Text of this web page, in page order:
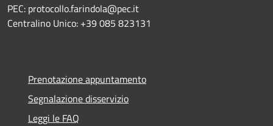
PEC: protocollo.farindola@pec.it
Centralino Unico: +39 085 823131
Prenotazione appuntamento
Segnalazione disservizio
Leggi le FAQ